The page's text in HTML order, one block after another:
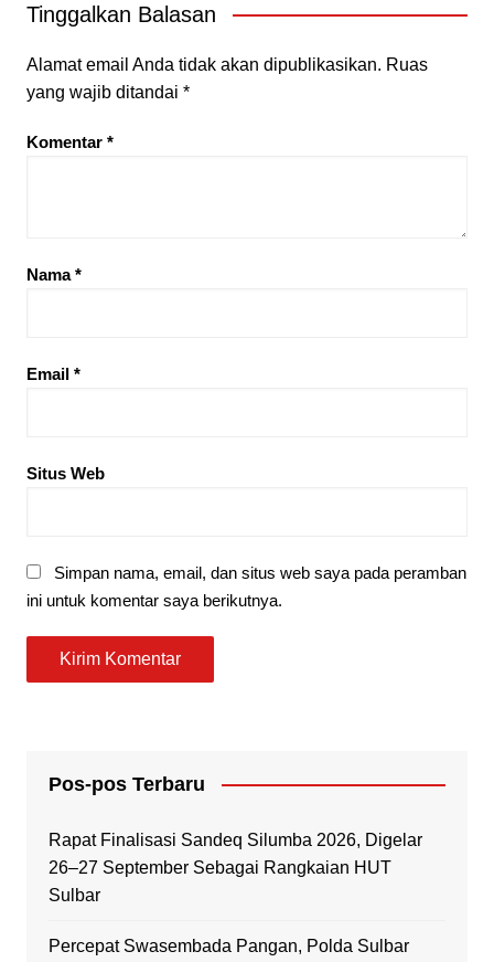
Tinggalkan Balasan
Alamat email Anda tidak akan dipublikasikan. Ruas
yang wajib ditandai *
Komentar *
Nama*
Email *
Situs Web
Simpan nama, email, dan situs web saya pada peramban
ini untuk komentar saya berikutnya.
Pos-pos Terbaru
Rapat Finalisasi Sandeq Silumba 2026, Digelar
26–27 September Sebagai Rangkaian HUT
Sulbar
Percepat Swasembada Pangan, Polda Sulbar